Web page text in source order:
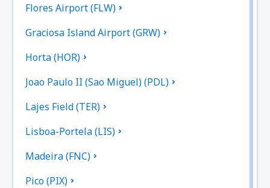
Flores Airport (FLW)
Graciosa Island Airport (GRW)
Horta (HOR)
Joao Paulo II (Sao Miguel) (PDL)
Lajes Field (TER)
Lisboa-Portela (LIS)
Madeira (FNC)
Pico (PIX)